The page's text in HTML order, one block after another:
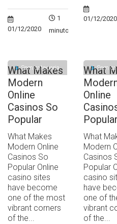
01/12/2020
1
minuto
01/12/2020
Sem categoria
What Makes
Modern
Online
Casinos So
Popular
What Makes
Modern Online
Casinos So
Popular Online
casino sites
have become
one of the most
vibrant corners
of the...
Sem
What
Online
Popular
What
Modern
Casinos
Popular
casino
have
one of
vibrant
of the...